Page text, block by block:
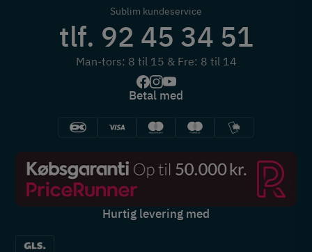
Sublim kundeservice
tlf. 92 45 34 51
Man-tors: 8 til 15 & Fre: 8 til 14
Betal med
Hurtig levering med